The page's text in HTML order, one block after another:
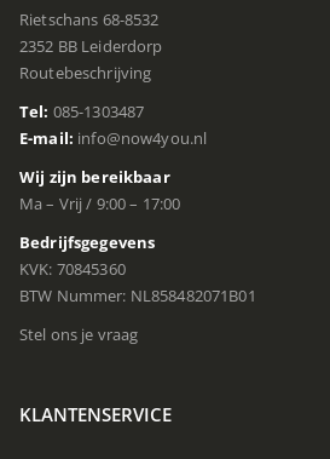
Rietschans 68-8532
2352 BB Leiderdorp
Routebeschrijving
Tel: 085-1303487
E-mail: info@now4you.nl
Wij zijn bereikbaar
Ma – Vrij / 9:00 – 17:00
Bedrijfsgegevens
KVK: 70845360
BTW Nummer: NL858482071B01
Stel ons je vraag
KLANTENSERVICE